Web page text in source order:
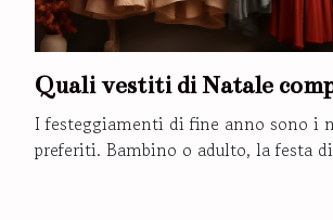
Quali vestiti di Natale
I festeggiamenti di fine anno sono i
preferiti. Bambino o adulto, la festa